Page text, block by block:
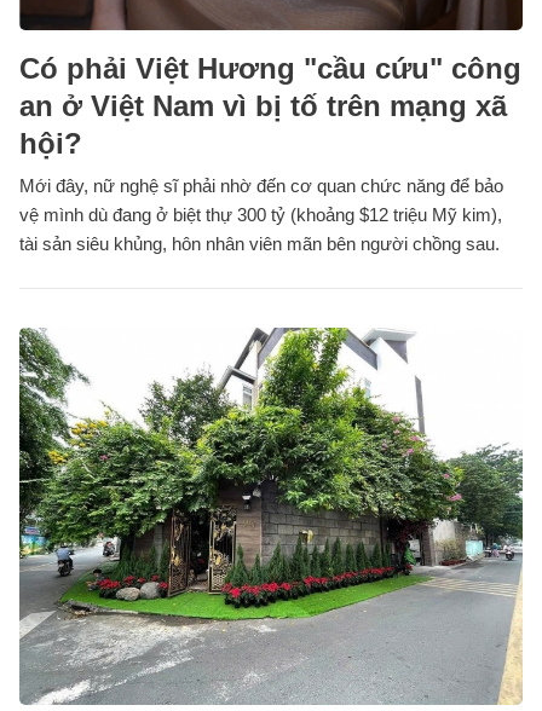
Có phải Việt Hương "cầu cứu" công
an ở Việt Nam vì bị tố trên mạng xã
hội?
Mới đây, nữ nghệ sĩ phải nhờ đến cơ quan chức năng để bảo
vệ mình dù đang ở biệt thự 300 tỷ (khoảng $12 triệu Mỹ kim),
tài sản siêu khủng, hôn nhân viên mãn bên người chồng sau.